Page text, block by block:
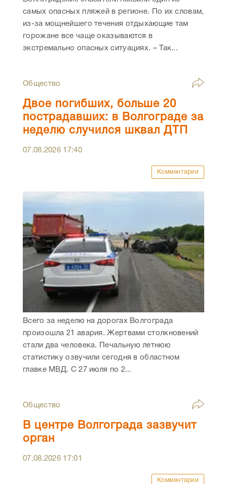
самых опасных пляжей в регионе. По их словам,
из-за мощнейшего течения отдыхающие там
горожане все чаще оказываются в
экстремально опасных ситуациях. – Так...
Общество
Двое погибших, больше 20
пострадавших: в Волгограде за
неделю случился шквал ДТП
07.08.2026 17:40
Комментарии
Всего за неделю на дорогах Волгограда
произошла 21 авария. Жертвами столкновений
стали два человека. Печальную летнюю
статистику озвучили сегодня в областном
главке МВД. С 27 июля по 2...
Общество
В центре Волгограда зазвучит
орган
07.08.2026 17:01
Комментарии